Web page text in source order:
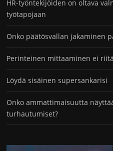
HR-työntekijöiden on oltava
työtapojaan
Onko päätösvallan jakaminen
Perinteinen mittaaminen ei riitä
Löydä sisäinen supersankarisi
Onko ammattimaisuutta
turhautumiset?